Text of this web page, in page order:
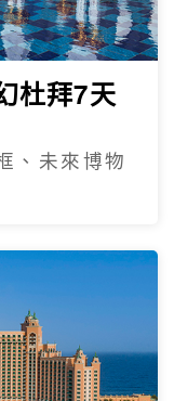
杜拜7天
、未來博物